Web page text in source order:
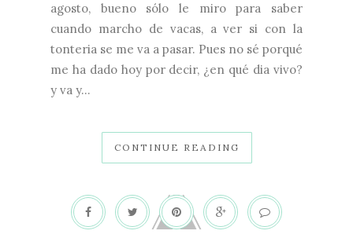
agosto, bueno sólo le miro para saber
cuando marcho de vacas, a ver si con la
tonteria se me va a pasar. Pues no sé porqué
me ha dado hoy por decir, ¿en qué dia vivo?
y va y...
CONTINUE READING